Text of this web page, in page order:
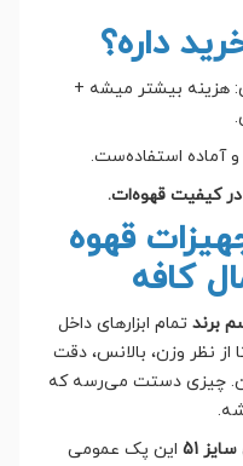
داره؟
هزینه بیشتر میشه +
و آماده استفاده‌ست.
کیفیت قهوه‌ات.
قهوه
کافه
برند تمام ابزارهای داخل
نظر وزن، بالانس، دقت
چیزی دستت می‌رسه که
51
این پک عمومی